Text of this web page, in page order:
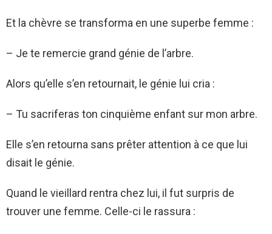
Et la chèvre se transforma en une superbe femme :
– Je te remercie grand génie de l’arbre.
Alors qu’elle s’en retournait, le génie lui cria :
– Tu sacriferas ton cinquième enfant sur mon arbre.
Elle s’en retourna sans prêter attention à ce que lui
disait le génie.
Quand le vieillard rentra chez lui, il fut surpris de
trouver une femme. Celle-ci le rassura :